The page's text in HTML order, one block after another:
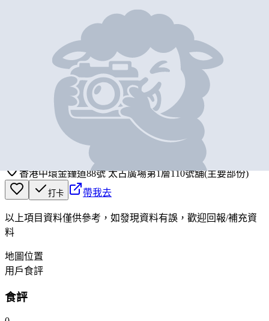
上林茶舍
香港中環金鐘道88號 太古廣場第1層110號舖(主要部份)
打卡 帶我去
以上項目資料僅供參考，如發現資料有誤，歡迎回報/補充資
料
地圖位置
用戶食評
食評